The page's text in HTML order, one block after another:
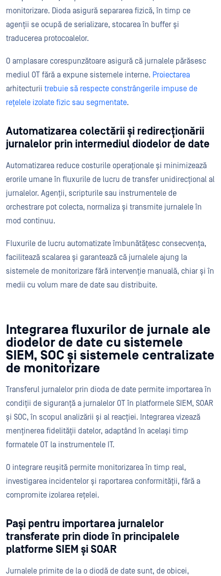
monitorizare. Dioda asigură separarea fizică, în timp ce
agenții se ocupă de serializare, stocarea în buffer și
traducerea protocoalelor.
O amplasare corespunzătoare asigură că jurnalele părăsesc
mediul OT fără a expune sistemele interne. Proiectarea
arhitecturii trebuie să respecte constrângerile impuse de
rețelele izolate fizic sau segmentate.
Automatizarea colectării și redirecționării
jurnalelor prin intermediul diodelor de date
Automatizarea reduce costurile operaționale și minimizează
erorile umane în fluxurile de lucru de transfer unidirecțional al
jurnalelor. Agenții, scripturile sau instrumentele de
orchestrare pot colecta, normaliza și transmite jurnalele în
mod continuu.
Fluxurile de lucru automatizate îmbunătățesc consecvența,
facilitează scalarea și garantează că jurnalele ajung la
sistemele de monitorizare fără intervenție manuală, chiar și în
medii cu volum mare de date sau distribuite.
Integrarea fluxurilor de jurnale ale
diodelor de date cu sistemele
SIEM, SOC și sistemele centralizate
de monitorizare
Transferul jurnalelor prin dioda de date permite importarea în
condiții de siguranță a jurnalelor OT în platformele SIEM, SOAR
și SOC, în scopul analizării și al reacției. Integrarea vizează
menținerea fidelității datelor, adaptând în același timp
formatele OT la instrumentele IT.
O integrare reușită permite monitorizarea în timp real,
investigarea incidentelor și raportarea conformității, fără a
compromite izolarea rețelei.
Pași pentru importarea jurnalelor
transferate prin diode în principalele
platforme SIEM și SOAR
Jurnalele primite de la o diodă de date sunt, de obicei,